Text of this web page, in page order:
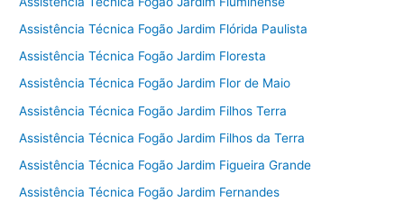
Assistência Técnica Fogão Jardim Flórida Paulista
Assistência Técnica Fogão Jardim Floresta
Assistência Técnica Fogão Jardim Flor de Maio
Assistência Técnica Fogão Jardim Filhos Terra
Assistência Técnica Fogão Jardim Filhos da Terra
Assistência Técnica Fogão Jardim Figueira Grande
Assistência Técnica Fogão Jardim Fernandes